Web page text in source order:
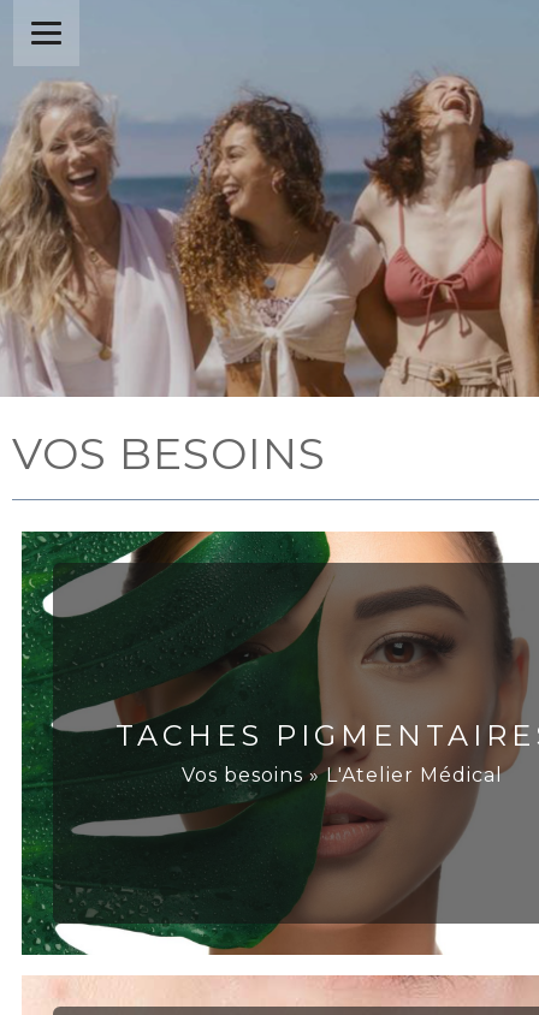
VOS BESOINS
TACHES
Vos besoins » L'Atelier Médical